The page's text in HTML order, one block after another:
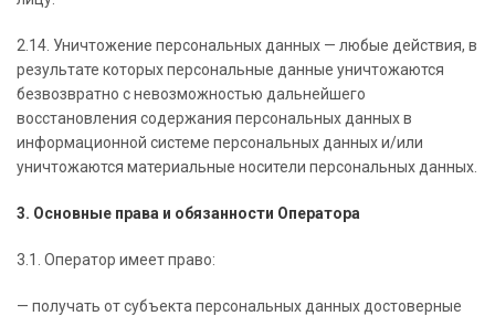
2.14. Уничтожение персональных данных — любые действия, в
результате которых персональные данные уничтожаются
безвозвратно с невозможностью дальнейшего
восстановления содержания персональных данных в
информационной системе персональных данных и/или
уничтожаются материальные носители персональных данных.
3. Основные права и обязанности Оператора
3.1. Оператор имеет право:
— получать от субъекта персональных данных достоверные